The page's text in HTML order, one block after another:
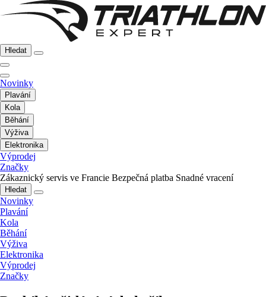
Hledat
Novinky
Plavání
Kola
Běhání
Výživa
Elektronika
Výprodej
Značky
Zákaznický servis ve Francie Bezpečná platba Snadné vracení
Hledat
Novinky
Plavání
Kola
Běhání
Výživa
Elektronika
Výprodej
Značky